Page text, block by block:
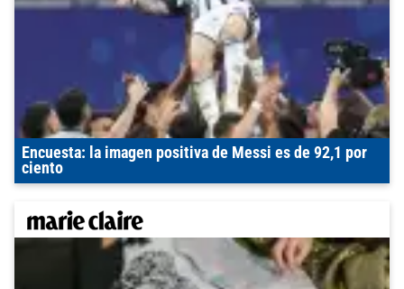
Encuesta: la imagen positiva de Messi es de 92,1 por
ciento